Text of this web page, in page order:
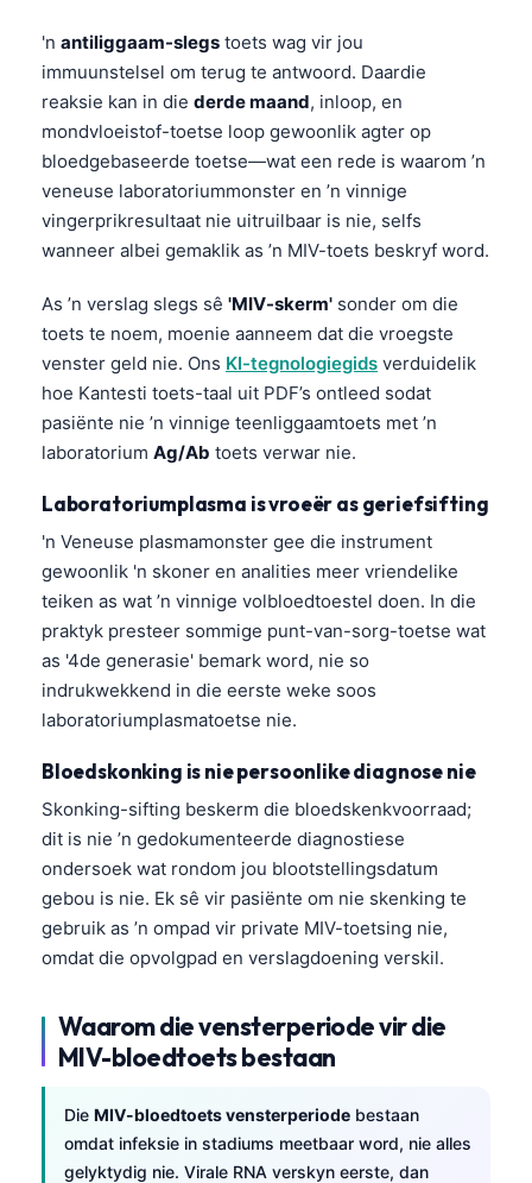
'n antiliggaam-slegs toets wag vir jou
immuunstelsel om terug te antwoord. Daardie
reaksie kan in die derde maand, inloop, en
mondvloeistof-toetse loop gewoonlik agter op
bloedgebaseerde toetse—wat een rede is waarom ’n
veneuse laboratoriummonster en ’n vinnige
vingerprikresultaat nie uitruilbaar is nie, selfs
wanneer albei gemaklik as ’n MIV-toets beskryf word.
As ’n verslag slegs sê 'MIV-skerm' sonder om die
toets te noem, moenie aanneem dat die vroegste
venster geld nie. Ons KI-tegnologiegids verduidelik
hoe Kantesti toets-taal uit PDF’s ontleed sodat
pasiënte nie ’n vinnige teenliggaamtoets met ’n
laboratorium Ag/Ab toets verwar nie.
Laboratoriumplasma is vroeër as geriefsifting
'n Veneuse plasmamonster gee die instrument
gewoonlik 'n skoner en analities meer vriendelike
teiken as wat ’n vinnige volbloedtoestel doen. In die
praktyk presteer sommige punt-van-sorg-toetse wat
as '4de generasie' bemark word, nie so
indrukwekkend in die eerste weke soos
laboratoriumplasmatoetse nie.
Bloedskonking is nie persoonlike diagnose nie
Skonking-sifting beskerm die bloedskenkvoorraad;
dit is nie ’n gedokumenteerde diagnostiese
ondersoek wat rondom jou blootstellingsdatum
gebou is nie. Ek sê vir pasiënte om nie skenking te
gebruik as ’n ompad vir private MIV-toetsing nie,
omdat die opvolgpad en verslagdoening verskil.
Waarom die vensterperiode vir die
MIV-bloedtoets bestaan
Die MIV-bloedtoets vensterperiode bestaan
omdat infeksie in stadiums meetbaar word, nie alles
gelyktydig nie. Virale RNA verskyn eerste, dan